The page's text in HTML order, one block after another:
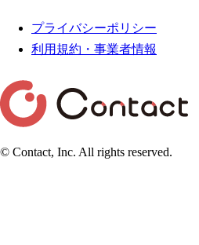
プライバシーポリシー
利用規約・事業者情報
© Contact, Inc. All rights reserved.